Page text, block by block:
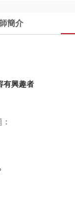
簡介
有興趣者
：